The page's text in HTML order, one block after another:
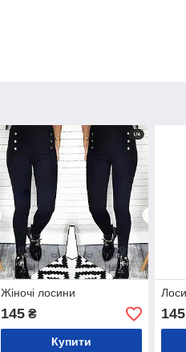
Жіночі лосини
145₴
Купити
145